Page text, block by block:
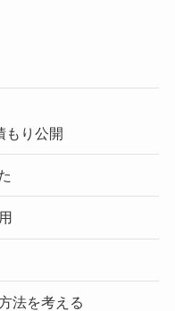
もり公開
法を考える